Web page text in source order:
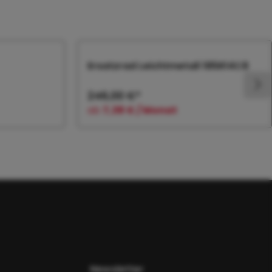
Ersatzrad Leichtmetall 185R14C8
246,00 €*
ab 7,38 € / Monat